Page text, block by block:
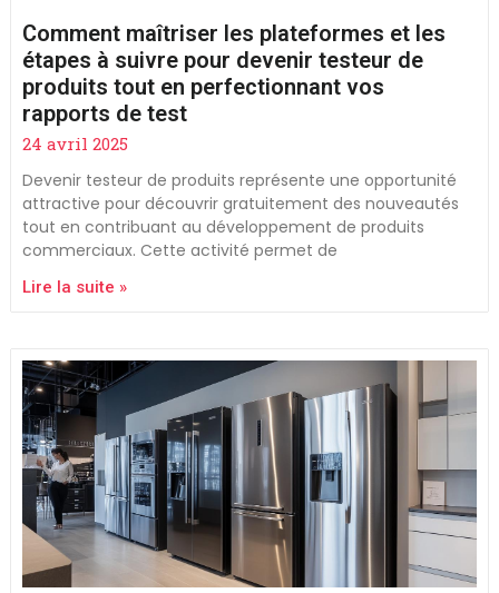
Comment maîtriser les plateformes et les
étapes à suivre pour devenir testeur de
produits tout en perfectionnant vos
rapports de test
24 avril 2025
Devenir testeur de produits représente une opportunité
attractive pour découvrir gratuitement des nouveautés
tout en contribuant au développement de produits
commerciaux. Cette activité permet de
Lire la suite »